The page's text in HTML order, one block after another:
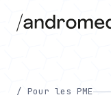
/ Pour les PME